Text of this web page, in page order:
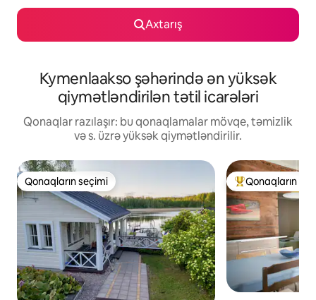
Axtarış
Kymenlaakso şəhərində ən yüksək
qiymətləndirilən tətil icarələri
Qonaqlar razılaşır: bu qonaqlamalar mövqe, təmizlik
və s. üzrə yüksək qiymətləndirilir.
Qonaqların seçimi
Qonaqların seçimi Populyar
Qonaqların